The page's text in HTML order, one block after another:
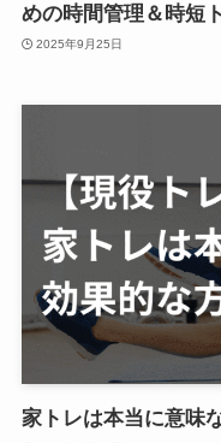
めの時間管理＆時短
2025年9月25日
家トレは本当に意味